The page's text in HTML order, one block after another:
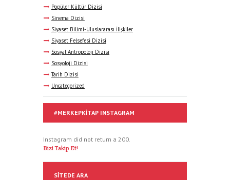
Popüler Kültür Dizisi
Sinema Dizisi
Siyaset Bilimi-Uluslararası İlişkiler
Siyaset Felsefesi Dizisi
Sosyal Antropoloji Dizisi
Sosyoloji Dizisi
Tarih Dizisi
Uncategorized
#MERKEPKITAP INSTAGRAM
Instagram did not return a 200.
Bizi Takip Et!
SITEDE ARA